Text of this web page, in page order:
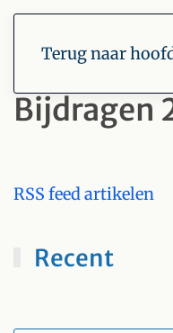
Terug naar
Bijdragen
RSS feed artikelen
Recent